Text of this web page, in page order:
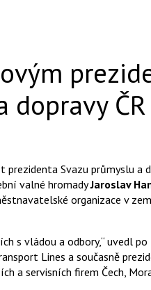
dopravy ČR
prezidenta Svazu průmyslu a
valné hromadyJaroslav
organizace v
s vládou a odbory,“ uvedl
Lines a současně
a servisních firem Čech,